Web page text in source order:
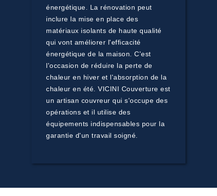
énergétique. La rénovation peut
inclure la mise en place des
matériaux isolants de haute qualité
qui vont améliorer l'efficacité
énergétique de la maison. C'est
l'occasion de réduire la perte de
chaleur en hiver et l'absorption de la
chaleur en été. VICINI Couverture est
un artisan couvreur qui s'occupe des
opérations et il utilise des
équipements indispensables pour la
garantie d'un travail soigné.